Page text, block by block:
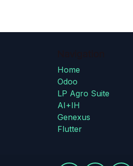
Home
Odoo
LP Agro Suite
AI+IH
Genexus
Flutter